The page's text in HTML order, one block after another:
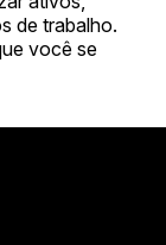
de trabalho.
você se